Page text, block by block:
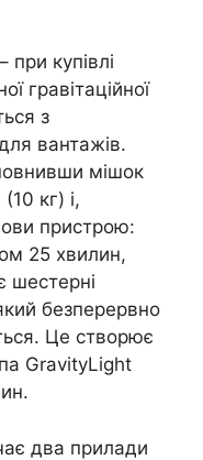
при купівлі
гравітаційної
з
вантажів.
мішок
кг) і,
пристрою:
25 хвилин,
шестерні
безперервно
Це створює
GravityLight
два прилади